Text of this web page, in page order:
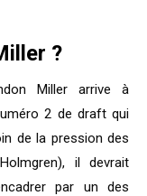
?
Miller arrive à
2 de draft qui
de la pression des
il devrait
par un des